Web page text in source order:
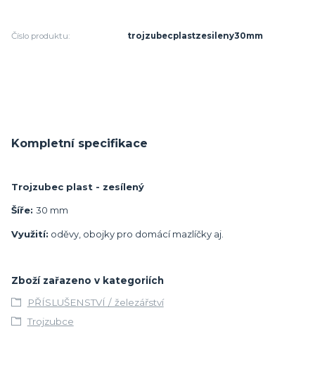
Číslo produktu: trojzubecplastzesileny30mm
Kompletní specifikace
Trojzubec plast - zesílený
Šíře: 30 mm
Využití: oděvy, obojky pro domácí mazlíčky aj.
Zboží zařazeno v kategoriích
PŘÍSLUŠENSTVÍ / železářství
Trojzubce